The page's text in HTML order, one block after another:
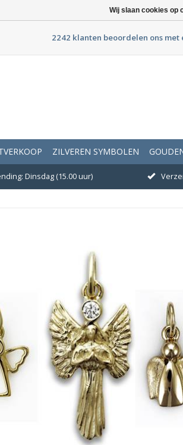
2242 klanten beoordelen ons met
ZILVEREN SYMBOLEN
Dinsdag (15.00 uur)
Wij slaan cookies op